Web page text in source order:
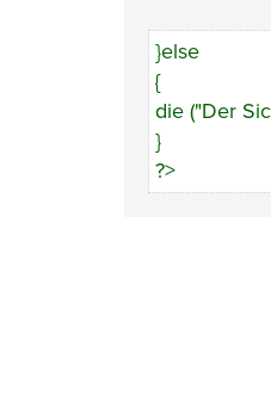
}else
{
die ("Der
}
?>